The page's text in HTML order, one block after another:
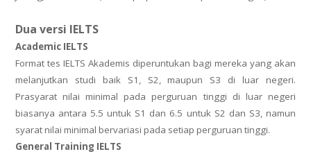
Dua versi IELTS
Academic IELTS
Format tes IELTS Akademis diperuntukan bagi mereka yang akan
melanjutkan studi baik S1, S2, maupun S3 di luar negeri.
Prasyarat nilai minimal pada perguruan tinggi di luar negeri
biasanya antara 5.5 untuk S1 dan 6.5 untuk S2 dan S3, namun
syarat nilai minimal bervariasi pada setiap perguruan tinggi.
General Training IELTS